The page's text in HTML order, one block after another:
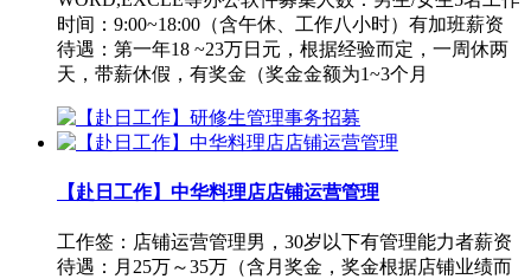
时间：9:00~18:00（含午休、工作八小时）有加班薪资
待遇：第一年18 ~23万日元，根据经验而定，一周休两
天，带薪休假，有奖金（奖金金额为1~3个月
【赴日工作】中华料理店店铺运营管理
工作签：店铺运营管理男，30岁以下有管理能力者薪资
待遇：月25万～35万（含月奖金，奖金根据店铺业绩而